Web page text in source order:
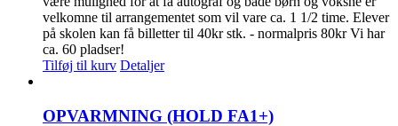
velkomne til arrangementet som vil vare ca. 1 1/2 time. Elever
på skolen kan få billetter til 40kr stk. - normalpris 80kr Vi har
ca. 60 pladser!
Tilføj til kurv Detaljer
OPVARMNING (HOLD FA1+)